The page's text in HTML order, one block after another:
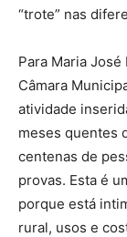
“trote” nas
Para Maria
Câmara
atividade
meses quentes
centenas de
provas. Esta é
porque está
rural, usos e